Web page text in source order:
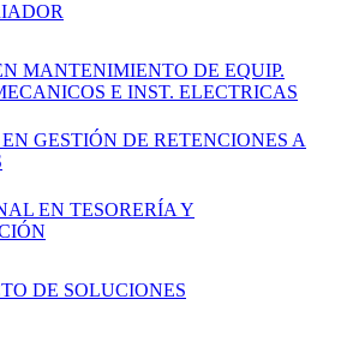
MANTENIMIENTO DE EQUIP.
E INST. ELECTRICAS
GESTIÓN DE RETENCIONES A
EN TESORERÍA Y
DE SOLUCIONES